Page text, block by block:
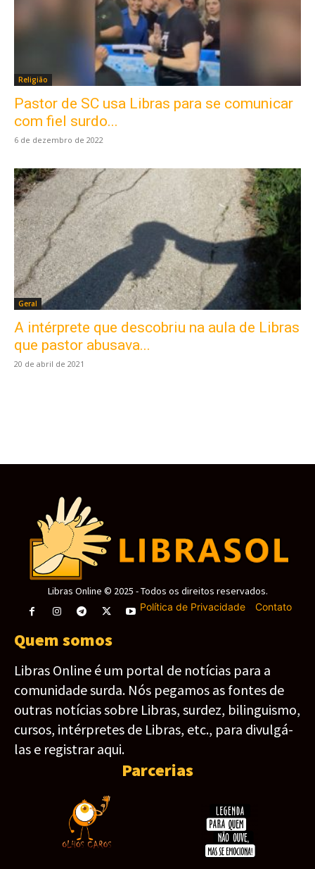
Religião
Pastor de SC usa Libras para se comunicar
com fiel surdo...
6 de dezembro de 2022
Geral
A intérprete que descobriu na aula de Libras
que pastor abusava...
20 de abril de 2021
Este site usa cookies para garantir que você
obtenha a melhor experiência em nosso site.
Libras Online © 2025 - Todos os direitos reservados.
Política de Privacidade- Contato
Quem somos
Libras Online é um portal de notícias para a
comunidade surda. Nós pegamos as fontes de
outras notícias sobre Libras, surdez, bilinguismo,
cursos, intérpretes de Libras, etc., para divulgá-
las e registrar aqui.
Parcerias